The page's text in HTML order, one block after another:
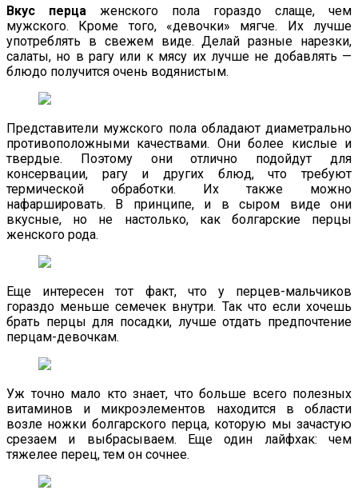
Вкус перца женского пола гораздо слаще, чем
мужского. Кроме того, «девочки» мягче. Их лучше
употреблять в свежем виде. Делай разные нарезки,
салаты, но в рагу или к мясу их лучше не добавлять —
блюдо получится очень водянистым.
Представители мужского пола обладают диаметрально
противоположными качествами. Они более кислые и
твердые. Поэтому они отлично подойдут для
консервации, рагу и других блюд, что требуют
термической обработки. Их также можно
нафаршировать. В принципе, и в сыром виде они
вкусные, но не настолько, как болгарские перцы
женского рода.
Еще интересен тот факт, что у перцев-мальчиков
гораздо меньше семечек внутри. Так что если хочешь
брать перцы для посадки, лучше отдать предпочтение
перцам-девочкам.
Уж точно мало кто знает, что больше всего полезных
витаминов и микроэлементов находится в области
возле ножки болгарского перца, которую мы зачастую
срезаем и выбрасываем. Еще один лайфхак: чем
тяжелее перец, тем он сочнее.